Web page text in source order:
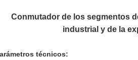
Conmutador de los segmentos
industrial y de la
técnicos: